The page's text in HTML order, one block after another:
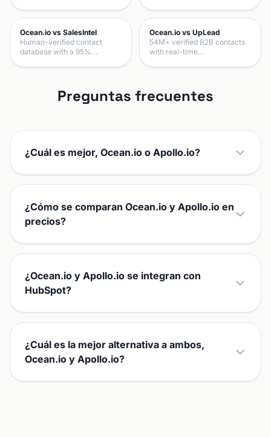
Ocean.io vs SalesIntel
Human-verified contact
database with a 95%…
Ocean.io vs UpLead
54M+ verified B2B contacts
with real-time…
Preguntas frecuentes
¿Cuál es mejor, Ocean.io o Apollo.io?
¿Cómo se comparan Ocean.io y Apollo.io en
precios?
¿Ocean.io y Apollo.io se integran con
HubSpot?
¿Cuál es la mejor alternativa a ambos,
Ocean.io y Apollo.io?